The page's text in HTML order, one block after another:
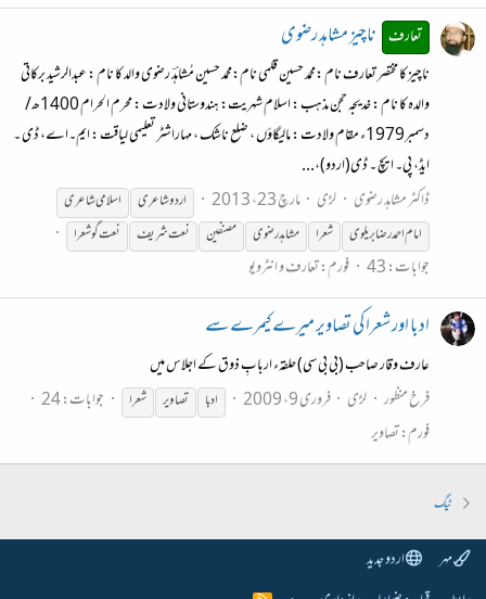
تعارف ناچیز مشاہد رضوی
ناچیز کا مختصر تعارف نام :محمد حسین قلمی نام:محمد حسین مُشاہدؔ رضوی والد کا نام : عبدالرشید برکاتی
والدہ کا نام : خدیجہ حجن مذہب : اسلام شہریت: ہندوستانی ولادت : محرم الحرام 1400ھ/
دسمبر1979ء مقام ولادت : مالیگاؤں ، ضلع ناشک ، مہاراشٹر تعلیمی لیاقت : ایم۔اے، ڈی ۔
ایڈ، پی۔ ایچ ۔ ڈی(اردو)،...
ڈاکٹر مشاہد رضوی
لڑی مارچ 23، 2013 اردو شاعری
اسلامی شاعری
امام احمد رضا بریلوی
شعرا مشاہد رضوی مصنفین نعت شریف نعت گوشعرا
جوابات: 43 فورم:تعارف و انٹرویو
ادبا اور شعرا کی تصاویر میرے کیمرے سے
عارف وقار صاحب (بی بی سی) حلقہء اربابِ ذوق کے اجلاس میں
فرخ منظور لڑی فروری 9، 2009 ادبا تصاویر شعرا
جوابات: 24
فورم:تصاویر
ٹیگ
مہر
اردو جدید